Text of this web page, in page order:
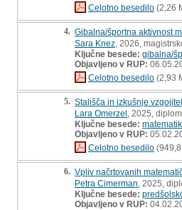
Celotno besedilo (2,26
4. Gibalna/športna aktivnost
Sara Knez , 2026,
Ključne besede: gibalna/
Objavljeno v RUP:
Celotno besedilo (2,93
5. Stališča in izkušnje
Lara Omerzel , 2025,
Ključne besede:
Objavljeno v RUP:
Celotno besedilo
6. Vpliv načrtovanih
Petra Cimerman , 2025,
Ključne besede:
Objavljeno v RUP: